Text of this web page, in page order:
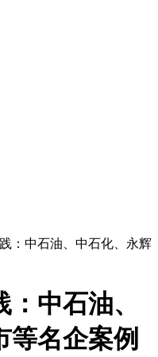
：中石油、中石化、永辉
中石油、
等名企案例